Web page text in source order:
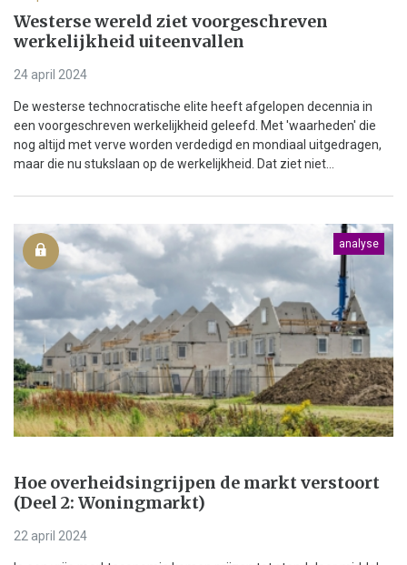
Westerse wereld ziet voorgeschreven
werkelijkheid uiteenvallen
24 april 2024
De westerse technocratische elite heeft afgelopen decennia in
een voorgeschreven werkelijkheid geleefd. Met 'waarheden' die
nog altijd met verve worden verdedigd en mondiaal uitgedragen,
maar die nu stukslaan op de werkelijkheid. Dat ziet niet...
analyse
Hoe overheidsingrijpen de markt verstoort
(Deel 2: Woningmarkt)
22 april 2024